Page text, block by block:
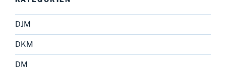
DJM
DKM
DM